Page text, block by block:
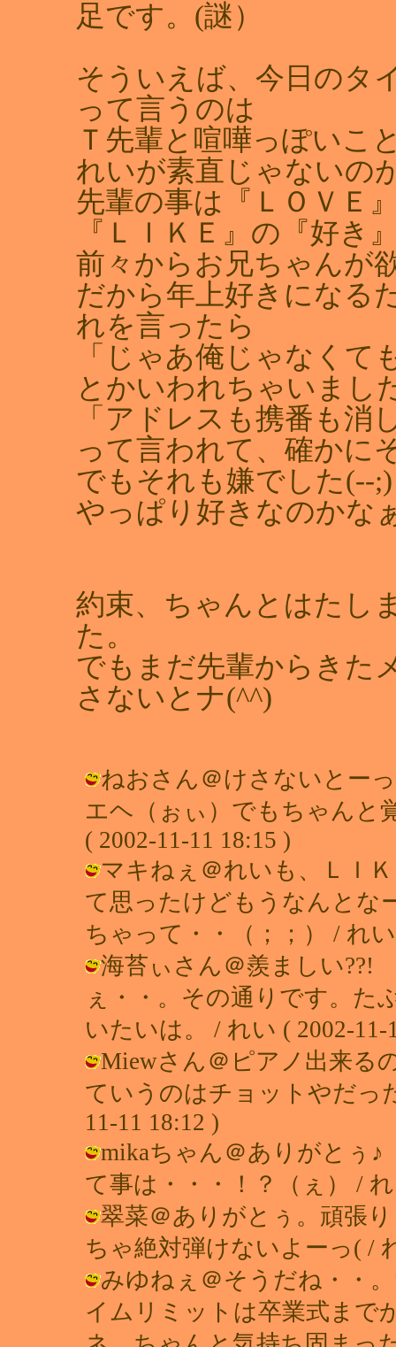
足です。(謎）
そういえば、今日のタ
って言うのは
Ｔ先輩と喧嘩っぽいこ
れいが素直じゃないの
先輩の事は『ＬＯＶＥ
『ＬＩＫＥ』の『好き
前々からお兄ちゃんが
だから年上好きになる
れを言ったら
「じゃあ俺じゃなくて
とかいわれちゃいまし
「アドレスも携番も消
って言われて、確かに
でもそれも嫌でした(‐‐;)
やっぱり好きなのかな
約束、ちゃんとはたし
た。
でもまだ先輩からきた
さないとナ(^^)
ねおさん＠けさないとー
エヘ（ぉぃ）でもちゃんと
( 2002-11-11 18:15 )
マキねぇ＠れいも、ＬＩ
て思ったけどもうなんとな
ちゃって・・（；；） / れ
海苔ぃさん＠羨ましい
ぇ・・。その通りです。た
いたいは。 / れい ( 2002-11-
Miewさん＠ピアノ出来る
ていうのはチョットやだっ
11-11 18:12 )
mikaちゃん＠ありがと
て事は・・・！？（ぇ） /
翠菜＠ありがとぅ。頑張
ちゃ絶対弾けないよーっ( /
みゆねぇ＠そうだね・・
イムリミットは卒業式まで